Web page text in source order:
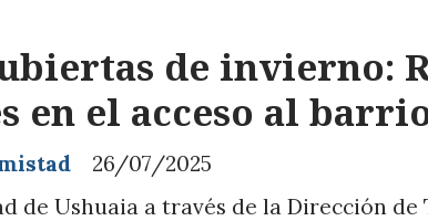
de invierno:
en el acceso al
de Ushuaia a través de la Dirección
26/07/2025